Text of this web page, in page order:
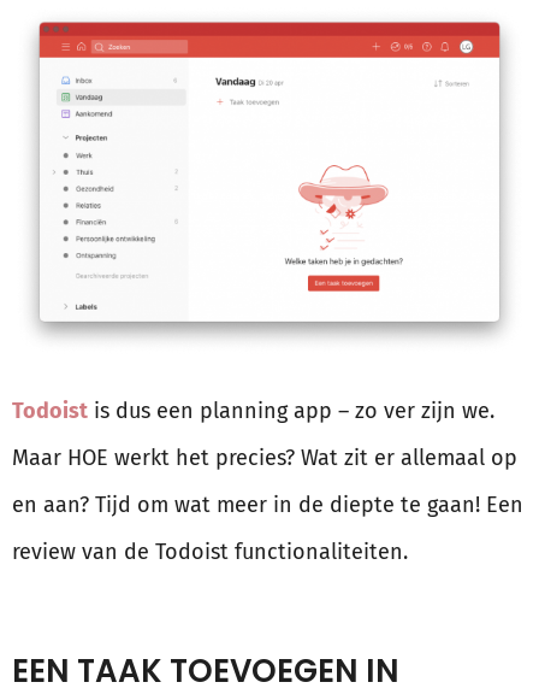
Todoist is dus een planning app – zo ver zijn we.
Maar HOE werkt het precies? Wat zit er allemaal op
en aan? Tijd om wat meer in de diepte te gaan! Een
review van de Todoist functionaliteiten.
EEN TAAK TOEVOEGEN IN